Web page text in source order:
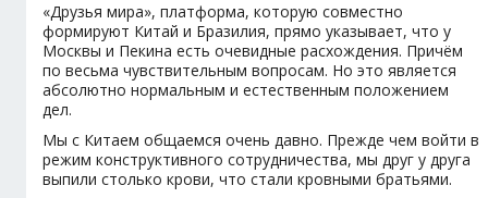
«Друзья мира», платформа, которую совместно
формируют Китай и Бразилия, прямо указывает, что у
Москвы и Пекина есть очевидные расхождения. Причём
по весьма чувствительным вопросам. Но это является
абсолютно нормальным и естественным положением
дел.
Мы с Китаем общаемся очень давно. Прежде чем войти в
режим конструктивного сотрудничества, мы друг у друга
выпили столько крови, что стали кровными братьями.